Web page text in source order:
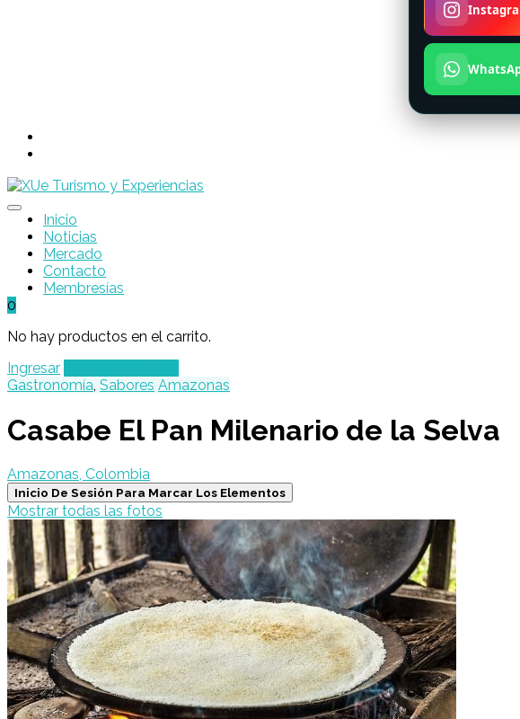
Inicio
Noticias
Mercado
Contacto
Membresías
0
No hay productos en el carrito.
Ingresar
Gastronomía, Sabores Amazonas
Casabe El Pan Milenario de la Selva
Amazonas, Colombia
Inicio De Sesión Para Marcar Los Elementos
Mostrar todas las fotos